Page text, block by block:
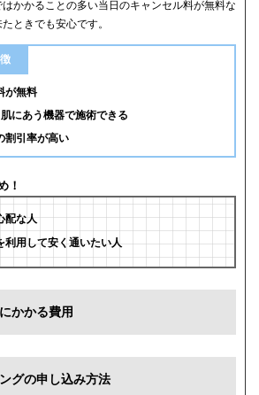
かかることの多い当日のキャンセル料が無料な
ときでも安心です。
が無料
にあう機器で施術できる
割引率が高い
！
配な人
利用して安く通いたい人
かかる費用
グの申し込み方法